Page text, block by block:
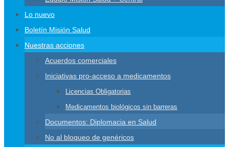
Lo nuevo
Boletín Misión Salud
Nuestras acciones
Acuerdos comerciales
Iniciativas pro-acceso a medicamentos
Licencias Obligatorias
Medicamentos biológicos sin barreras
Documentos: Diplomacia en Salud
No al bloqueo de genéricos